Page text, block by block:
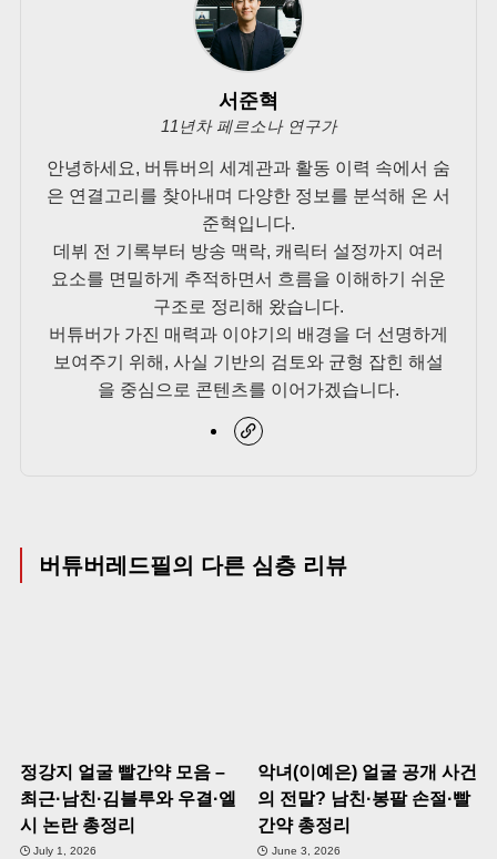
서준혁
11년차 페르소나 연구가
안녕하세요, 버튜버의 세계관과 활동 이력 속에서 숨
은 연결고리를 찾아내며 다양한 정보를 분석해 온 서
준혁입니다.
데뷔 전 기록부터 방송 맥락, 캐릭터 설정까지 여러
요소를 면밀하게 추적하면서 흐름을 이해하기 쉬운
구조로 정리해 왔습니다.
버튜버가 가진 매력과 이야기의 배경을 더 선명하게
보여주기 위해, 사실 기반의 검토와 균형 잡힌 해설
을 중심으로 콘텐츠를 이어가겠습니다.
버튜버레드필의 다른 심층 리뷰
정강지 얼굴 빨간약 모음 –
최근·남친·김블루와 우결·엘
시 논란 총정리
July 1, 2026
악녀(이예은) 얼굴 공개 사건
의 전말? 남친·봉팔 손절·빨
간약 총정리
June 3, 2026